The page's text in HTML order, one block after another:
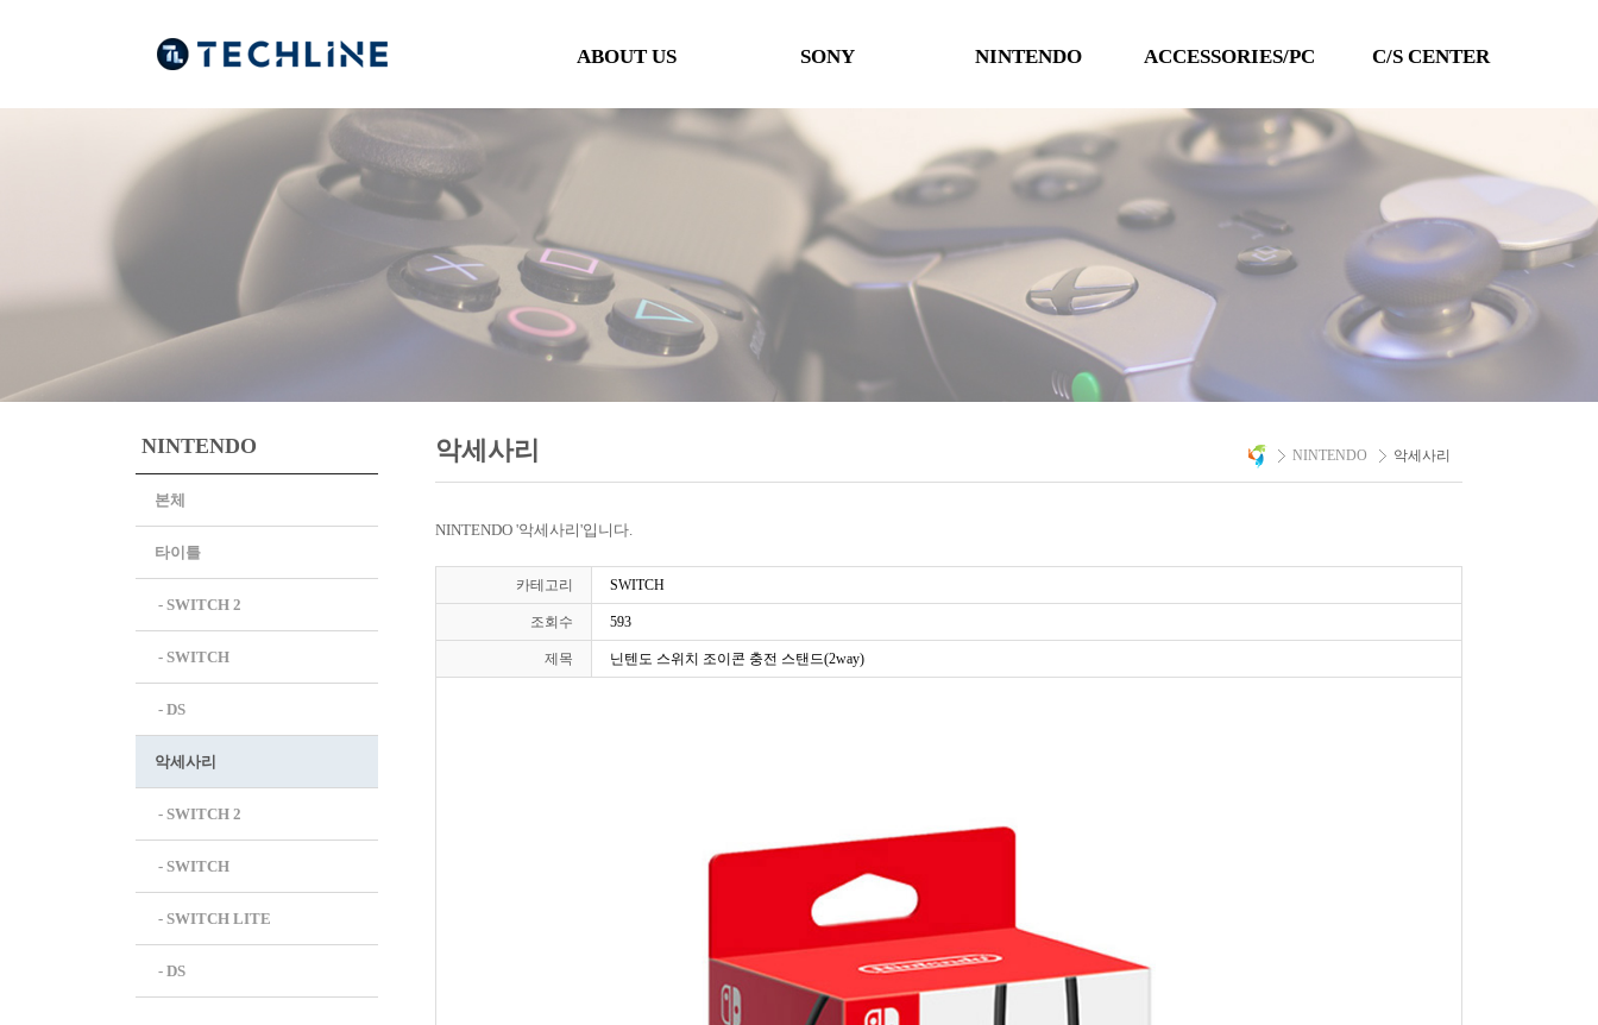
ABOUT US
행사일정
제휴 및 협력제안
SONY
타이틀
악세사리
NINTENDO
타이틀
악세사리
ACCESSORIES/PC
TECHLINE
PC 타이틀
C/S CENTER
이벤트
Q&A
자료실
A/S 문의
NINTENDO
본체
타이틀
- SWITCH 2
- SWITCH
- DS
악세사리
- SWITCH 2
- SWITCH
- SWITCH LITE
- DS
NINTENDO 악세사리
악세사리
NINTENDO '악세사리'입니다.
카테고리 SWITCH
조회수 593
제목 닌텐도 스위치 조이콘 충전 스탠드(2way)